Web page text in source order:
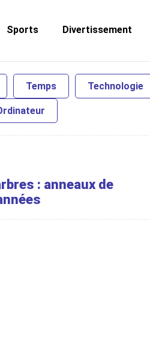
Sports Divertissement
Temps Technologie
: anneaux de